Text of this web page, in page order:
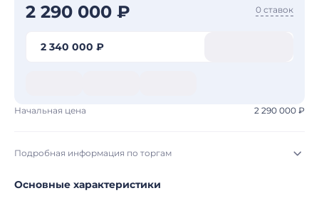
2 290 000 ₽ 0 ставок
2 340 000 ₽
Начальная цена 2 290 000 ₽
Подробная информация по торгам
Начало торгов: 05.08.2026, 23:28 МСК
Основные характеристики